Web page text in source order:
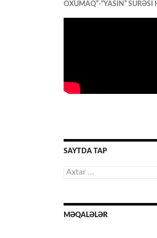
OXUMAQ”-“YASİN”
SAYTDA TAP
Axtarış:
MƏQALƏLƏR